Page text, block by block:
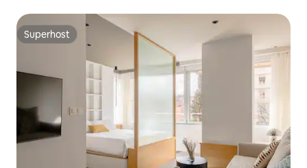
Superhost
Superhost